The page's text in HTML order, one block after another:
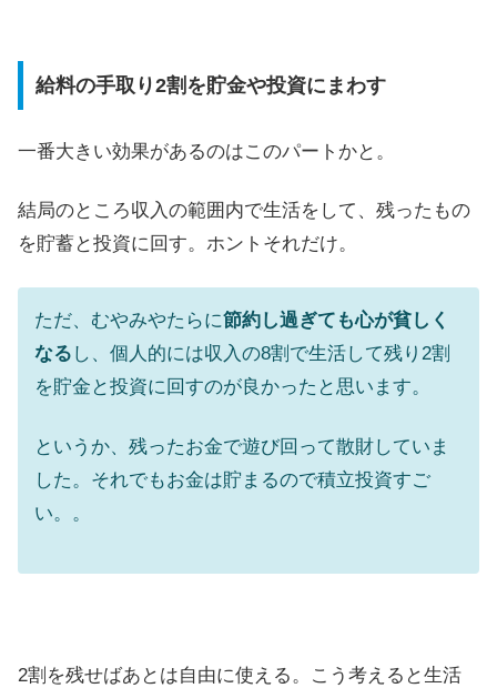
給料の手取り2割を貯金や投資にまわす
一番大きい効果があるのはこのパートかと。
結局のところ収入の範囲内で生活をして、残ったもの
を貯蓄と投資に回す。ホントそれだけ。
ただ、むやみやたらに節約し過ぎても心が貧しく
なる し、個人的には収入の8割で生活して残り2割
を貯金と投資に回すのが良かったと思います。
というか、残ったお金で遊び回って散財していま
した。それでもお金は貯まるので積立投資すご
い。。
2割を残せばあとは自由に使える。こう考えると生活